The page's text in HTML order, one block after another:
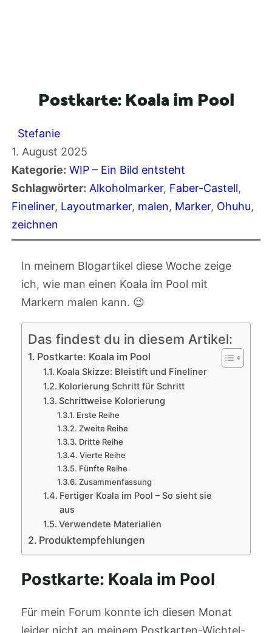
Postkarte: Koala im Pool
Stefanie
1. August 2025
Kategorie: WIP – Ein Bild entsteht
Schlagwörter: Alkoholmarker, Faber-Castell
Fineliner, Layoutmarker, malen, Marker, Ohuhu
zeichnen
In meinem Blogartikel diese Woche zeige
ich, wie man einen Koala im Pool mit
Markern malen kann. 😉
Das findest du in diesem Artikel:
Postkarte: Koala im Pool
Koala Skizze: Bleistift und Fineliner
Kolorierung Schritt für Schritt
Schrittweise Kolorierung
Erste Reihe
Zweite Reihe
Dritte Reihe
Vierte Reihe
Fünfte Reihe
Zusammenfassung
Fertiger Koala im Pool – So sieht sie
aus
Verwendete Materialien
Produktempfehlungen
Postkarte: Koala im Pool
Für mein Forum konnte ich diesen Monat